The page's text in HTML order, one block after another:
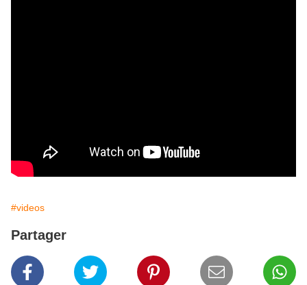
#videos
Partager